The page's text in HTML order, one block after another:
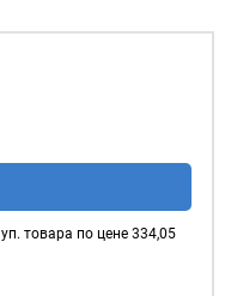
уп. товара по цене 334,05